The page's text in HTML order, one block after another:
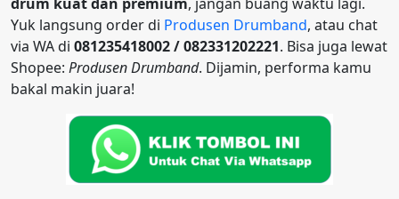
Yuk langsung order di Produsen Drumband, atau chat
via WA di 081235418002 / 082331202221. Bisa juga lewat
Shopee: Produsen Drumband. Dijamin, performa kamu
bakal makin juara!